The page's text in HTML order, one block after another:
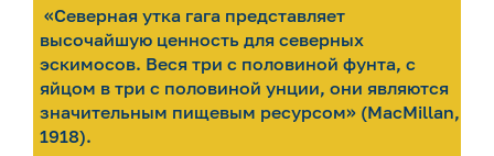
«Северная утка гага представляет
высочайшую ценность для северных
эскимосов. Веся три с половиной фунта, с
яйцом в три с половиной унции, они являются
значительным пищевым ресурсом» (MacMillan,
1918).